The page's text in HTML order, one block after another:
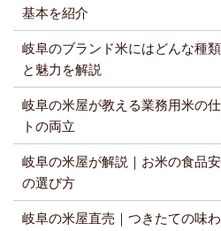
基本を紹介
岐阜のブランド米にはどんな種
と魅力を解説
岐阜の米屋が教える業務用米の
トの両立
岐阜の米屋が解説｜お米の食品
の選び方
岐阜の米屋直売｜つきたての味